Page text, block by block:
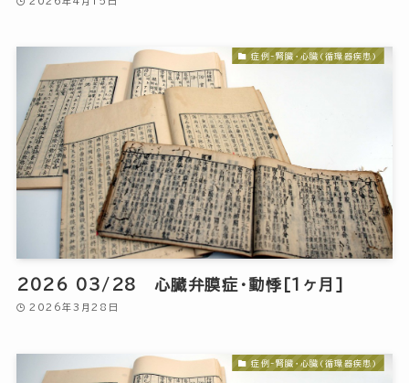
症例-腎臓・心臓(循環器疾患)
2026 03/28 心臓弁膜症・動悸[1ヶ月]
2026年3月28日
症例-腎臓・心臓(循環器疾患)